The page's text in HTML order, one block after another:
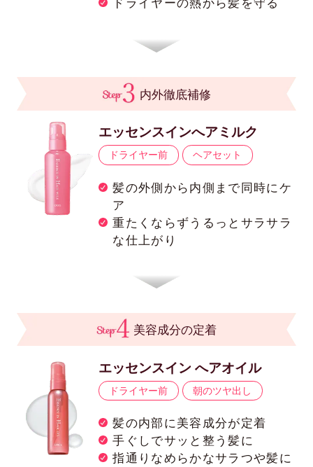
内外徹底補修
エッセンスインへアミルク
ドライヤー前 ヘアセット
髪の外側から内側まで同時にケ
ア
重たくならずうるっとサラサラ
な仕上がり
美容成分の定着
エッセンスイン へアオイル
ドライヤー前 朝のツヤ出し
髪の内部に美容成分が定着
手ぐしでサッと整う髪に
指通りなめらかなサラつや髪に